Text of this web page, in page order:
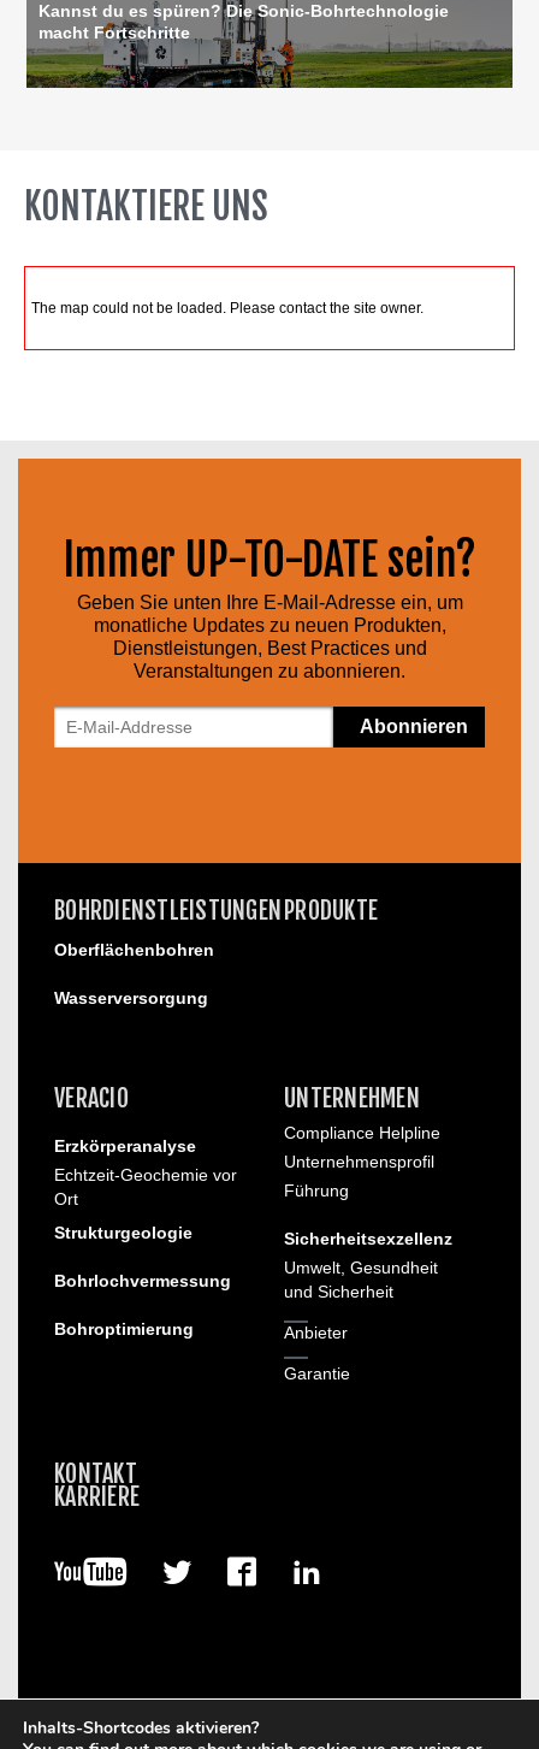
Kannst du es spüren? Die Sonic-Bohrtechnologie
macht Fortschritte
KONTAKTIERE UNS
The map could not be loaded. Please contact the site owner.
Immer UP-TO-DATE sein?
Geben Sie unten Ihre E-Mail-Adresse ein, um
monatliche Updates zu neuen Produkten,
Dienstleistungen, Best Practices und
Veranstaltungen zu abonnieren.
BOHRDIENSTLEISTUNGEN
Oberflächenbohren
Wasserversorgung
PRODUKTE
VERACIO
Erzkörperanalyse
Echtzeit-Geochemie vor
Ort
Strukturgeologie
Bohrlochvermessung
Bohroptimierung
UNTERNEHMEN
Compliance Helpline
Unternehmensprofil
Führung
Sicherheitsexzellenz
Umwelt, Gesundheit
und Sicherheit
Anbieter
Garantie
KONTAKT
KARRIERE
Inhalts-Shortcodes aktivieren?